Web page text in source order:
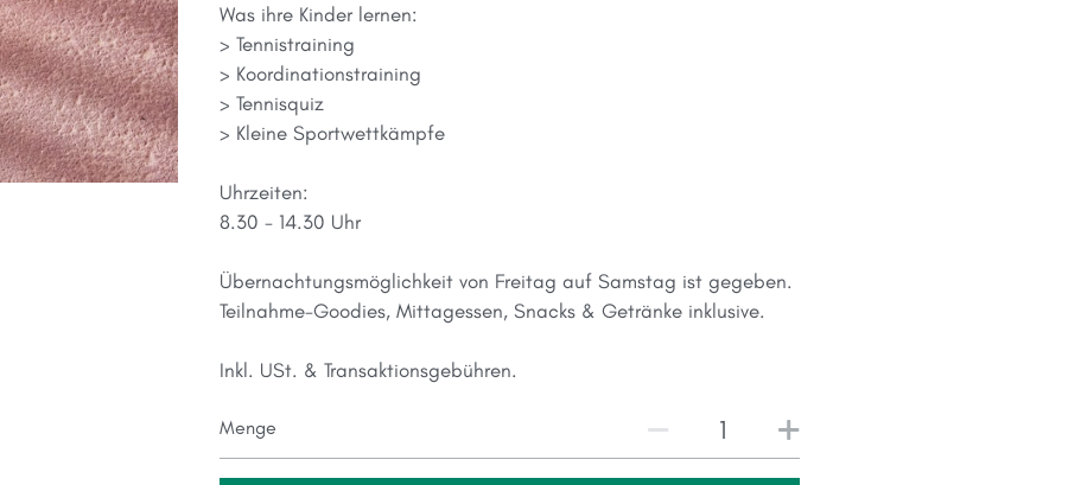
Was ihre Kinder lernen:
> Tennistraining
> Koordinationstraining
> Tennisquiz
> Kleine Sportwettkämpfe
Uhrzeiten:
8.30 - 14.30 Uhr
Übernachtungsmöglichkeit von Freitag auf Samstag ist gegeben.
Teilnahme-Goodies, Mittagessen, Snacks & Getränke inklusive.
Inkl. USt. & Transaktionsgebühren.
Menge